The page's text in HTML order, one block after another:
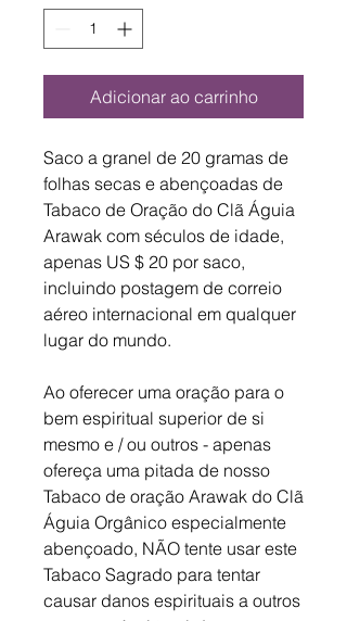
Adicionar ao carrinho
Saco a granel de 20 gramas de
folhas secas e abençoadas de
Tabaco de Oração do Clã Águia
Arawak com séculos de idade,
apenas US $ 20 por saco,
incluindo postagem de correio
aéreo internacional em qualquer
lugar do mundo.
Ao oferecer uma oração para o
bem espiritual superior de si
mesmo e / ou outros - apenas
ofereça uma pitada de nosso
Tabaco de oração Arawak do Clã
Águia Orgânico especialmente
abençoado, NÃO tente usar este
Tabaco Sagrado para tentar
causar danos espirituais a outros